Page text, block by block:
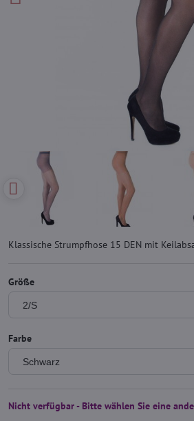
Klassische Strumpfhose 15 DEN mit
Größe
Farbe
Nicht verfügbar - Bitte wählen Sie eine